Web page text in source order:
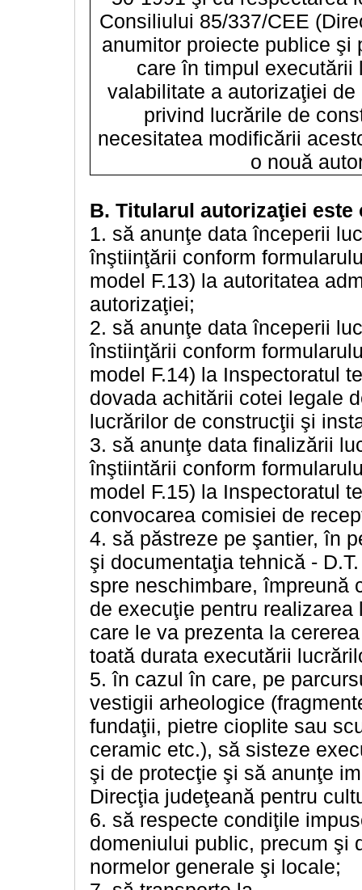
Consiliului 85/337/CEE
anumitor proiecte publice
care în timpul
valabilitate a autorizaţiei
privind lucrările de
necesitatea modificării
o nouă
B. Titularul autorizaţiei este
1. să anunţe data începerii
înştiinţării conform
model F.13) la autoritatea
autorizaţiei;
2. să anunţe data începerii
înstiinţării conform
model F.14) la Inspectoratul
dovada achitării cotei legale
lucrărilor de construcţii şi
3. să anunţe data finalizării
înştiintării conform
model F.15) la Inspectoratul
convocarea comisiei de
4. să păstreze pe şantier, în
şi documentaţia tehnică -
spre neschimbare, împreună
de execuţie pentru
care le va prezenta la
toată durata executării
5. în cazul în care, pe
vestigii arheologice
fundaţii, pietre cioplite sau
ceramic etc.), să sisteze
şi de protecţie şi să anunţe
Direcţia judeţeană pentru
6. să respecte condiţile
domeniului public, precum şi
normelor generale şi locale;